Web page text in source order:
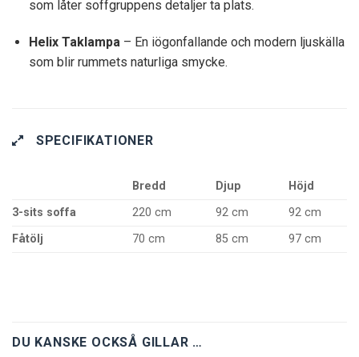
som låter soffgruppens detaljer ta plats.
Helix Taklampa– En iögonfallande och modern ljuskälla
som blir rummets naturliga smycke.
SPECIFIKATIONER
Bredd Djup
Höjd
3-sits soffa
220 cm 92 cm
92 cm
Fåtölj
70 cm 85 cm 97 cm
DU KANSKE OCKSÅ GILLAR …